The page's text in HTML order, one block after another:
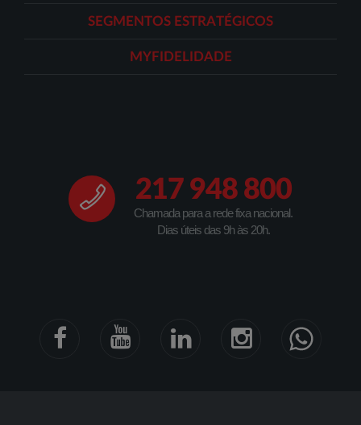
SEGMENTOS ESTRATÉGICOS
MYFIDELIDADE
217 948 800
Chamada para a rede fixa nacional.
Dias úteis das 9h às 20h.